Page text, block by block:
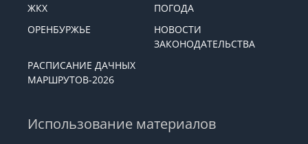
ЖКХ
ПОГОДА
ОРЕНБУРЖЬЕ
НОВОСТИ
ЗАКОНОДАТЕЛЬСТВА
РАСПИСАНИЕ ДАЧНЫХ
МАРШРУТОВ-2026
Использование материалов